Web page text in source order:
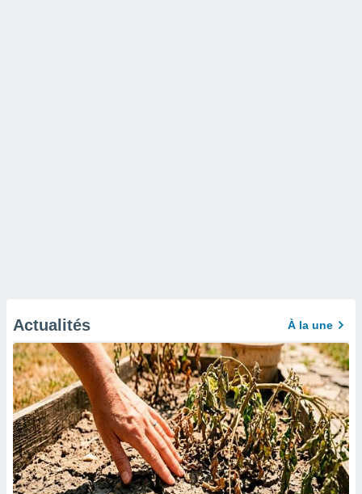
Actualités À la une